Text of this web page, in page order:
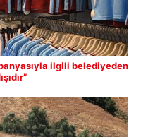
ilgili belediyeden